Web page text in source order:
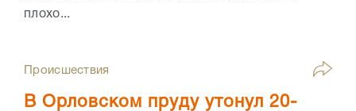
плохо...
Происшествия
В Орловском пруду утонул 20-